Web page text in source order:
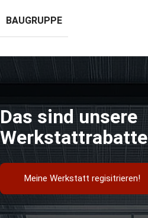
BAUGRUPPE
Das sind unsere
Werkstattrabatte
Meine Werkstatt regisitrieren!